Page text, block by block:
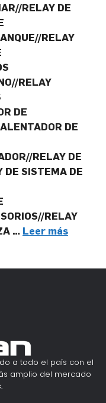
RELAY DE
RELAY
RELAY
DE
DE
RELAY DE
DE SISTEMA DE
RELAY
… Leer más
a todo el país con el
amplio del mercado